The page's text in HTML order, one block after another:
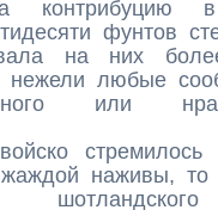
контрибуцию
фунтов
на них
нежели любые
или
стремилось
жаждой наживы, то